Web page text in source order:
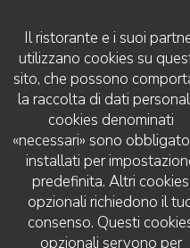
Il ristorante e i suoi
utilizzano cookies su
sito, che possono
la raccolta di dati
cookies denominati
«necessari» sono
installati per
predefinita. Altri cookies
opzionali richiedono il
consenso. Questi
opzionali servono per
- 12:30 - Ospiti 2
/5 Atmosfera : 5/5 Cucina: 5/5
agréable, accueil discret et
serveur, repas excellent et
d'originalité et une excellente
enchantées de notre choix.
Merci